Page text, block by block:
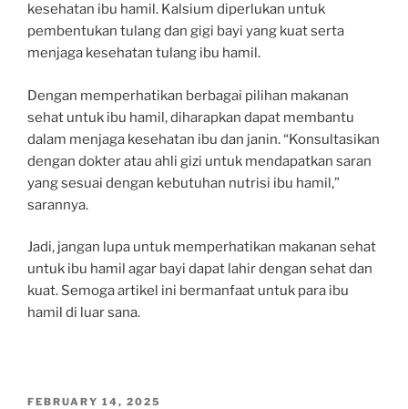
kesehatan ibu hamil. Kalsium diperlukan untuk
pembentukan tulang dan gigi bayi yang kuat serta
menjaga kesehatan tulang ibu hamil.
Dengan memperhatikan berbagai pilihan makanan
sehat untuk ibu hamil, diharapkan dapat membantu
dalam menjaga kesehatan ibu dan janin. “Konsultasikan
dengan dokter atau ahli gizi untuk mendapatkan saran
yang sesuai dengan kebutuhan nutrisi ibu hamil,”
sarannya.
Jadi, jangan lupa untuk memperhatikan makanan sehat
untuk ibu hamil agar bayi dapat lahir dengan sehat dan
kuat. Semoga artikel ini bermanfaat untuk para ibu
hamil di luar sana.
POSTED
FEBRUARY 14, 2025